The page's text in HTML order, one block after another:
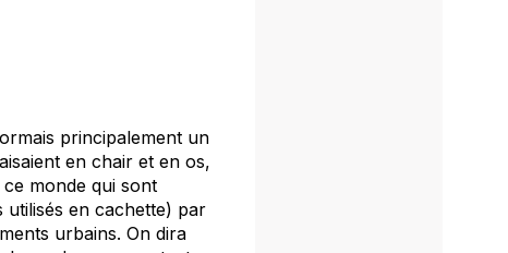
principalement un
en chair et en os,
monde qui sont
utilisés en cachette) par
urbains. On dira